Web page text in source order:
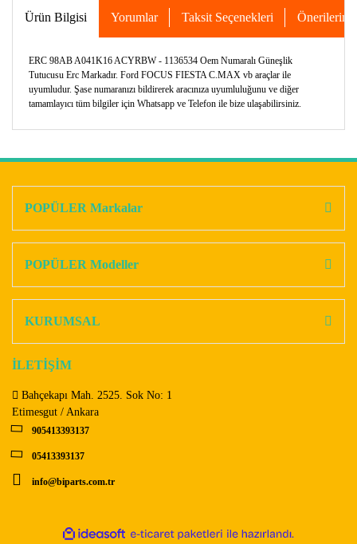
Ürün Bilgisi Yorumlar Taksit Seçenekleri Önerileriniz
ERC 98AB A041K16 ACYRBW - 1136534 Oem Numaralı Güneşlik
Tutucusu Erc Markadır. Ford FOCUS FIESTA C.MAX vb araçlar ile
uyumludur. Şase numaranızı bildirerek aracınıza uyumluluğunu ve diğer
tamamlayıcı tüm bilgiler için Whatsapp ve Telefon ile bize ulaşabilirsiniz.
Ürün açıklamasında eksik bilgiler bulunuyor.
Bu ürüne benzer farklı alternatifler olmalı.
POPÜLER Markalar
POPÜLER Modeller
KURUMSAL
İLETİŞİM
Bahçekapı Mah. 2525. Sok No: 1
Etimesgut / Ankara
905413393137
05413393137
info@biparts.com.tr
ideasoft
e-